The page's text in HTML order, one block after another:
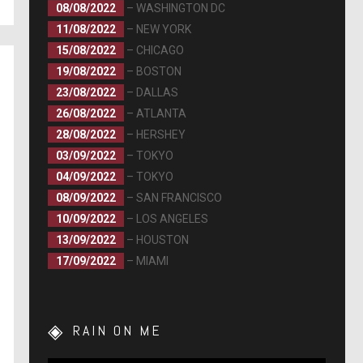
08/08/2022
– WASHINGTON DC
11/08/2022
– NEW YORK
15/08/2022
– CHICAGO
19/08/2022
– BOSTON
23/08/2022
– DALLAS
26/08/2022
– ATLANTA
28/08/2022
– HERSHEY
03/09/2022
– TOKYO
04/09/2022
– TOKYO
08/09/2022
– SAN FRANCISCO
10/09/2022
– LOS ANGELES
13/09/2022
– HOUSTON
17/09/2022
– MIAMI
RAIN ON ME